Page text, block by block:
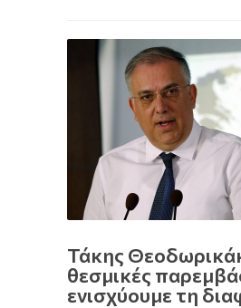
Τάκης
θεσμικές
ενισχύουμε τη